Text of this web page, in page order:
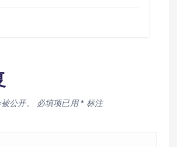
公开。 必填项已用* 标注